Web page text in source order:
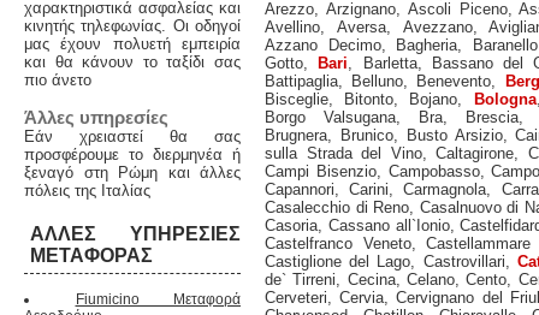
Arezzo, Arzignano, Ascoli Piceno,
Avellino, Aversa, Avezzano,
Azzano Decimo, Bagheria, Baranello
Gotto, Bari, Barletta,
Bassano del
Battipaglia, Belluno, Benevento,
Bisceglie, Bitonto, Bojano, Bologna
Borgo Valsugana, Bra, Brescia
Brugnera, Brunico, Busto Arsizio,
sulla Strada del Vino, Caltagirone,
Campi Bisenzio, Campobasso,
Capannori,Carini,Carmagnola,
Casalecchio di Reno, Casalnuovo di
Casoria, Cassano all`Ionio,
Castelfranco Veneto,
Castiglione del Lago, Castrovillari,
de` Tirreni, Cecina,Celano,Cento,
Cerveteri,Cervia,Cervignano del
χαρακτηριστικά ασφαλείας και
κινητής τηλεφωνίας. Οι οδηγοί
μας έχουν πολυετή εμπειρία
και θα κάνουν το ταξίδι σας
πιο άνετο
Άλλες υπηρεσίες
Εάν χρειαστεί θα σας
προσφέρουμε το διερμηνέα ή
ξεναγό στη Ρώμη και άλλες
πόλεις της Ιταλίας
ΆΛΛΕΣ ΥΠΗΡΕΣΊΕΣ
ΜΕΤΑΦΟΡΆΣ
Fiumicino Μεταφορά